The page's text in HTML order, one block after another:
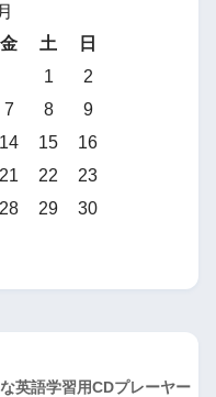
金 土
日
1
2
7 8
9
14 15
16
21 22
23
28 29
30
英語学習用CDプレーヤー